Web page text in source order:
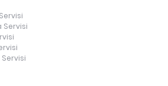
Servisi